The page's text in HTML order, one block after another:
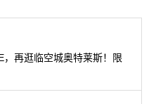
，再逛临空城奥特莱斯！限